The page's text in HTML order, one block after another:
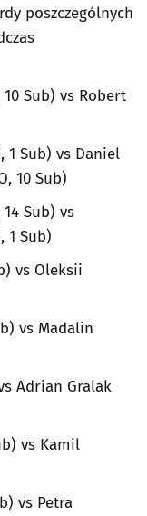
poszczególnych
10 Sub) vs Robert
1 Sub) vs Daniel
10 Sub)
Sub) vs
1 Sub)
vs Oleksii
vs Madalin
Adrian Gralak
vs Kamil
vs Petra